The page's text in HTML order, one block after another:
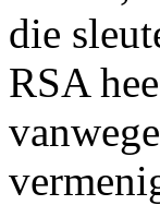
die
RSA